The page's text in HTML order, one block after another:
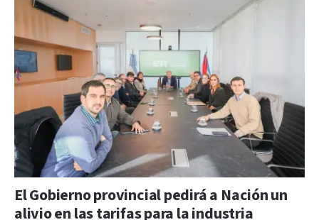
El Gobierno provincial pedirá a Nación un
alivio en las tarifas para la industria